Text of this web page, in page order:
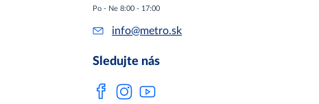
Po - Ne 8:00 - 17:00
info@metro.sk
Sledujte nás